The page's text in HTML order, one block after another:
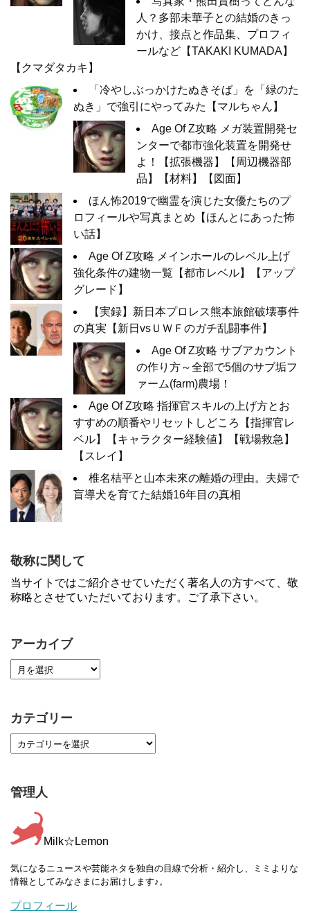
人？多部未華子との結婚のきっ
かけ、接点と作品集、プロフィ
ールなど【TAKAKI KUMADA】
【クマダタカキ】
「冷やしぶっかけたぬきそば」を「緑のた
ぬき」で強引にやってみた【マルちゃん】
Age Of Z攻略 メガ装置開発セ
ンターで都市強化装置を開発せ
よ！【拡張機器】【周辺機器部
品】【材料】【図面】
ほん怖2019で幽霊を演じた女優たちのプ
ロフィールや写真まとめ【ほんとにあった怖
い話】
Age Of Z攻略 メインホールのレベル上げ
強化条件の建物一覧【都市レベル】【アップ
グレード】
【実録】新日本プロレス熊本旅館破壊事件
の真実【新日vsＵＷＦのガチ乱闘事件】
Age Of Z攻略 サブアカウント
の作り方～全部で5個のサブ垢フ
ァーム(farm)農場！
Age Of Z攻略 指揮官スキルの上げ方とお
すすめの順番やリセットしどころ【指揮官レ
ベル】【キャラクター経験値】【戦場救急】
【スレイ】
椎名桔平と山本未來の離婚の理由。夫婦で
盲導犬を育てた結婚16年目の真相
敬称に関して
当サイトではご紹介させていただく著名人の方すべて、敬
称略とさせていただいております。ご了承下さい。
アーカイブ
カテゴリー
管理人
Milk☆Lemon
気になるニュースや芸能ネタを独自の目線で分析・紹介し、ミミよりな
情報としてみなさまにお届けします♪。
プロフィール